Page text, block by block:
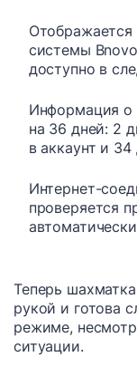
Отображается
системы
доступно в
Информация о
на 36 дней: 2
в аккаунт и 34
Интернет-
проверяется
Теперь
рукой и готова
режиме,
ситуации.